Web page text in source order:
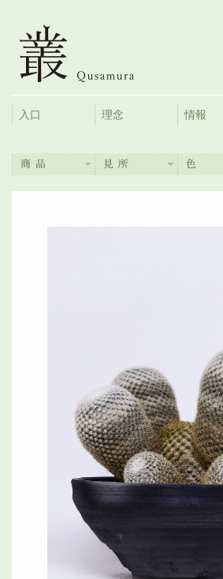
入口 理念 情報